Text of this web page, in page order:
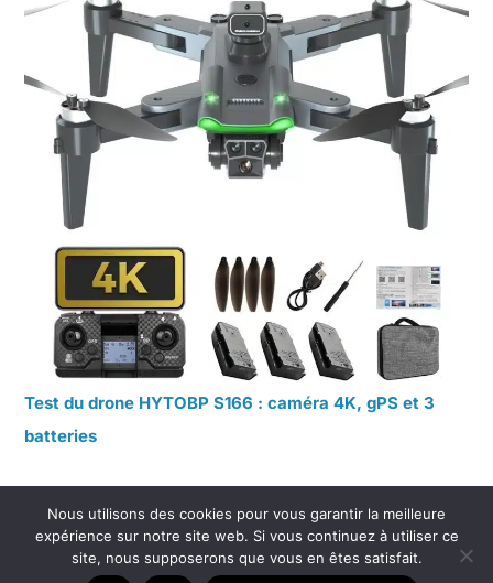
Test du drone HYTOBP S166 : caméra 4K, gPS et 3
batteries
Copyright © 2026 Jouet et Cie
Nous utilisons des cookies pour vous garantir la meilleure
expérience sur notre site web. Si vous continuez à utiliser ce
site, nous supposerons que vous en êtes satisfait.